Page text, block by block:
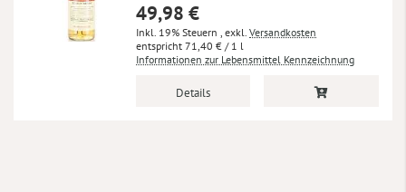
49,98 €
Inkl. 19% Steuern , exkl. Versandkosten
71,40 € / 1 l
Informationen zur Lebensmittel Kennzeichnung
Details